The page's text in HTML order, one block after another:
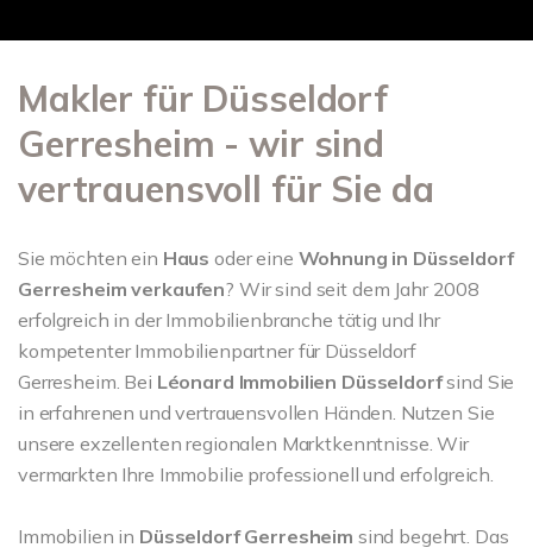
Makler für Düsseldorf
Gerresheim - wir sind
vertrauensvoll für Sie da
Sie möchten ein Haus oder eine Wohnung in Düsseldorf
Gerresheim verkaufen? Wir sind seit dem Jahr 2008
erfolgreich in der Immobilienbranche tätig und Ihr
kompetenter Immobilienpartner für Düsseldorf
Gerresheim. Bei Léonard Immobilien Düsseldorfsind Sie
in erfahrenen und vertrauensvollen Händen. Nutzen Sie
unsere exzellenten regionalen Marktkenntnisse. Wir
vermarkten Ihre Immobilie professionell und erfolgreich.
Immobilien in Düsseldorf Gerresheim sind begehrt. Das